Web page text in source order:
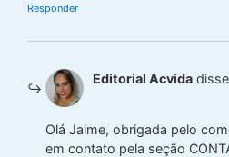
Responder
Editorial Acvida
Olá Jaime, obrigada pelo
em contato pela seção